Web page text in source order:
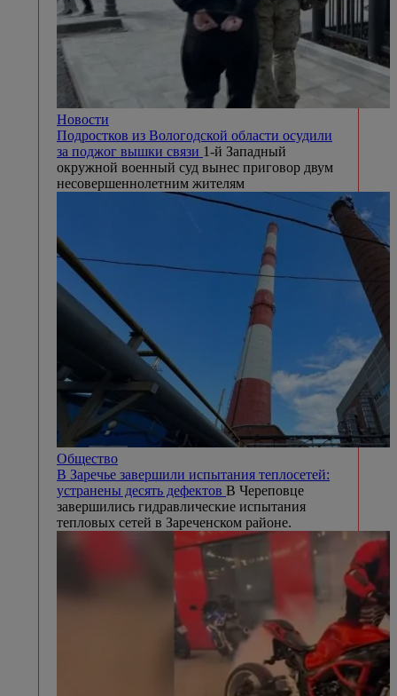
Новости
Подростков из Вологодской области осудили
за поджог вышки связи 1-й Западный
окружной военный суд вынес приговор двум
несовершеннолетним жителям
Общество
В Заречье завершили испытания теплосетей:
устранены десять дефектов В Череповце
завершились гидравлические испытания
тепловых сетей в Зареченском районе.